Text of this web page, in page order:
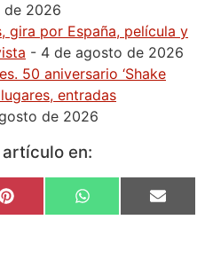
de 2026
gira por España, película y
- 4 de agosto de 2026
50 aniversario ‘Shake
entradas
de 2026
en:
Pinterest WhatsApp Email